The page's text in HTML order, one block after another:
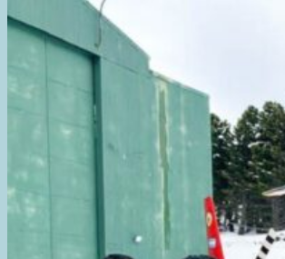
digital
para
taxis